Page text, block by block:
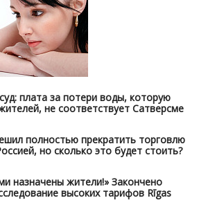
плата за потери воды, которую
не соответствует Сатверсме
полностью прекратить торговлю
но сколько это будет стоить?
назначены жители!» Закончено
высоких тарифов Rīgas